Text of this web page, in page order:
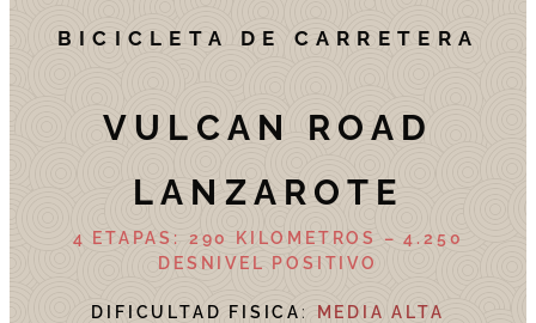
BICICLETA DE CARRETERA
VULCAN ROAD
LANZAROTE
4 ETAPAS:
290 KILOMETROS – 4.250
DESNIVEL POSITIVO
DIFICULTAD FISICA : MEDIA ALTA